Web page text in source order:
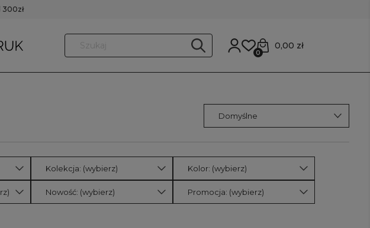
0,00 zł
0
Kolekcja: (wybierz) Kolor: (wybierz)
Nowość: (wybierz) Promocja: (wybierz)